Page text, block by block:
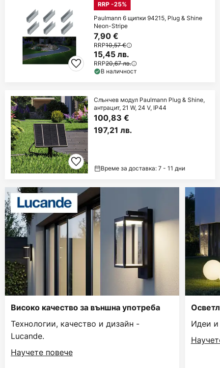
RRP -25%
Paulmann 6 щипки 94215, Plug & Shine
Neon-Stripe
7,90 €
RRP10,57 €
15,45 лв.
RRP20,67 лв.
В наличност
Слънчев модул Paulmann Plug & Shine,
антрацит, 21 W, 24 V, IP44
100,83 €
197,21 лв.
Време за доставка: 7 - 11 дни
Високо качество за външна употреба
Технологии, качество и дизайн -
Lucande.
Научете повече
Идеи и